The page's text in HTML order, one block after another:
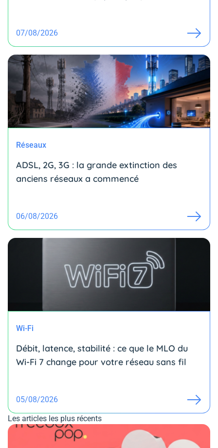
07/08/2026
Réseaux
ADSL, 2G, 3G : la grande extinction des
anciens réseaux a commencé
06/08/2026
Wi-Fi
Débit, latence, stabilité : ce que le MLO du
Wi-Fi 7 change pour votre réseau sans fil
05/08/2026
Les articles les plus récents